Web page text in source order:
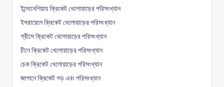
ইন্দোনেশিয়ায় ক্রিকেট খেলোয়াড়ের পরিসংখ্যান
ইসরায়েলে ক্রিকেট খেলোয়াড়ের পরিসংখ্যান
গ্রীসে ক্রিকেট খেলোয়াড়ের পরিসংখ্যান
চীনে ক্রিকেট খেলোয়াড়ের পরিসংখ্যান
চেক ক্রিকেট খেলোয়াড়ের পরিসংখ্যান
জাপানে ক্রিকেট গড় এবং পরিসংখ্যান